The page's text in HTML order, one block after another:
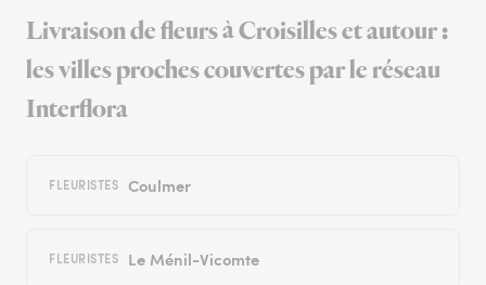
Livraison de fleurs à Croisilles et autour :
les villes proches couvertes par le réseau
Interflora
FLEURISTES Coulmer
FLEURISTES Le Ménil-Vicomte